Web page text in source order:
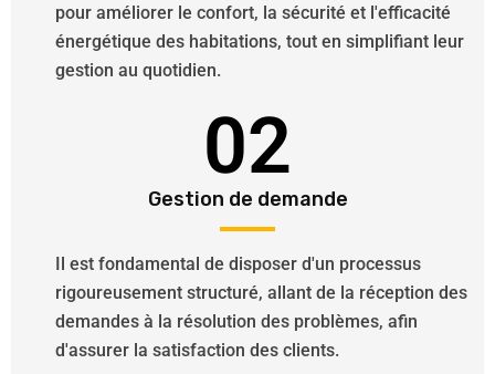
pour améliorer le confort, la sécurité et l'efficacité
énergétique des habitations, tout en simplifiant leur
gestion au quotidien.
02
Gestion de demande
Il est fondamental de disposer d'un processus
rigoureusement structuré, allant de la réception des
demandes à la résolution des problèmes, afin
d'assurer la satisfaction des clients.